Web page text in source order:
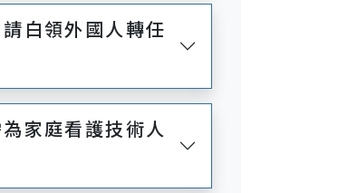
白領外國人轉任
家庭看護技術人